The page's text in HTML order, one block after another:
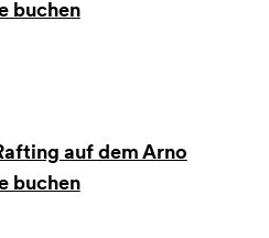
buchen
auf dem Arno
buchen